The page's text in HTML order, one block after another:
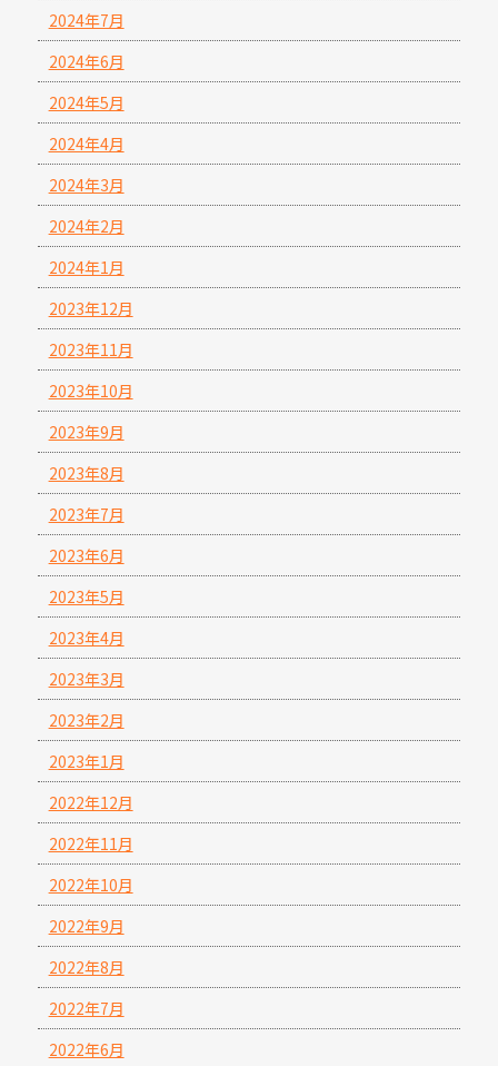
2024年7月
2024年6月
2024年5月
2024年4月
2024年3月
2024年2月
2024年1月
2023年12月
2023年11月
2023年10月
2023年9月
2023年8月
2023年7月
2023年6月
2023年5月
2023年4月
2023年3月
2023年2月
2023年1月
2022年12月
2022年11月
2022年10月
2022年9月
2022年8月
2022年7月
2022年6月